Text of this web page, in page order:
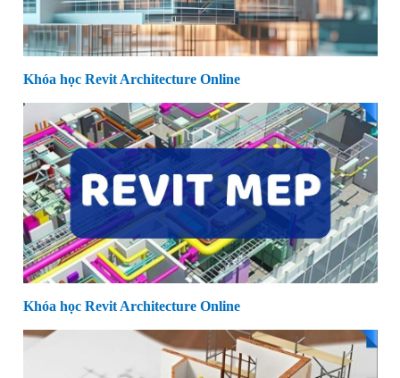
Khóa học Revit Architecture Online
Khóa học Revit Architecture Online